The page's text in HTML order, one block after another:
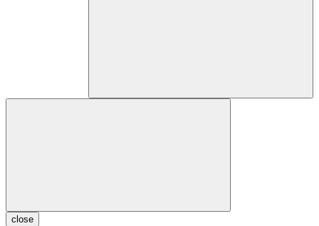
close